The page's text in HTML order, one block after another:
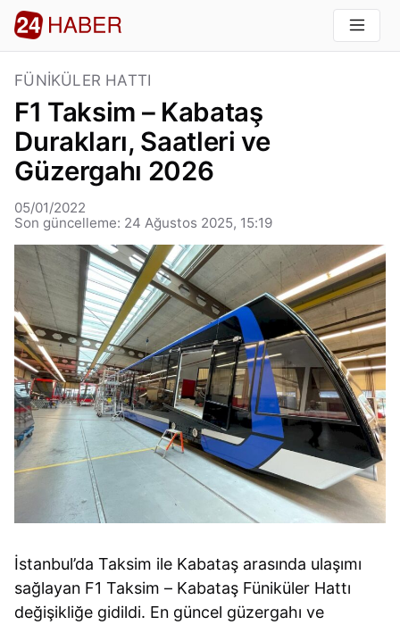
FÜNIKÜLER HATTI
F1 Taksim – Kabataş
Durakları, Saatleri ve
Güzergahı 2026
05/01/2022
Son güncelleme: 24 Ağustos 2025, 15:19
İstanbul’da Taksim ile Kabataş arasında ulaşımı
sağlayan F1 Taksim – Kabataş Füniküler Hattı
değişikliğe gidildi. En güncel güzergahı ve